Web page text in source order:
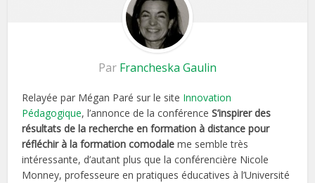
Par Francheska Gaulin
Relayée par Mégan Paré sur le site Innovation
Pédagogique, l’annonce de la conférenceS’inspirer des
résultats de la recherche en formation à distance pour
réfléchir à la formation comodale me semble très
intéressante, d’autant plus que la conférencière Nicole
Monney, professeure en pratiques éducatives à l’Université